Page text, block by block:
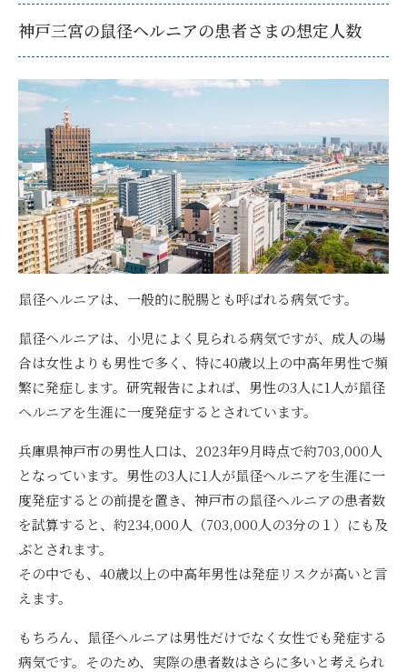
神戸三宮の鼠径ヘルニアの患者さまの想定人数
鼠径ヘルニアは、一般的に脱腸とも呼ばれる病気です。
鼠径ヘルニアは、小児によく見られる病気ですが、成人の場
合は女性よりも男性で多く、特に40歳以上の中高年男性で頻
繁に発症します。研究報告によれば、 男性の3人に1人が鼠径
ヘルニアを生涯に一度発症するとされています。
兵庫県神戸市の男性人口は、2023年9月時点で約703,000人
となっています。男性の3人に1人が鼠径ヘルニアを生涯に一
度発症するとの前提を置き、 神戸市の鼠径ヘルニアの患者数
を試算すると、約234,000人（703,000人の3分の１）にも及
ぶとされます。
その中でも、40歳以上の中高年男性は発症リスクが高いと言
えます。
もちろん、鼠径ヘルニアは男性だけでなく女性でも発症する
病気です。そのため、実際の患者数はさらに多いと考えられ